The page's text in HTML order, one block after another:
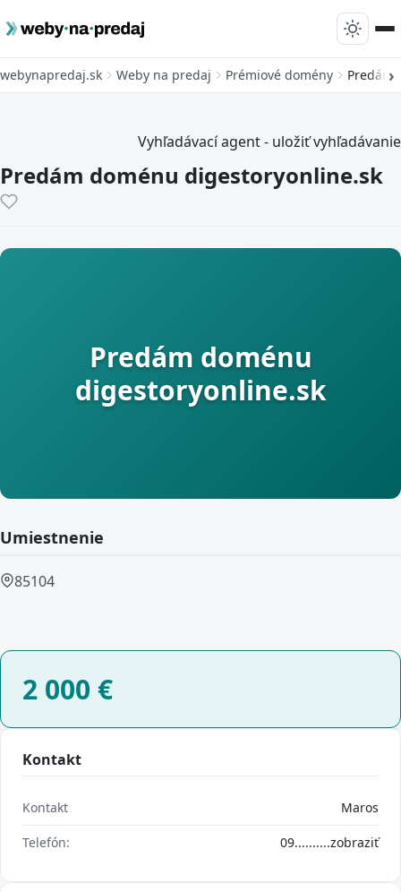
webynapredaj.sk Weby na predaj Prémiové domény Predám
Vyhľadávací agent - uložiť vyhľadávanie
Predám doménu digestoryonline.sk
Predám doménu
digestoryonline.sk
Umiestnenie
85104
2 000 €
Kontakt
Kontakt Maros
Telefón: 09..........zobraziť